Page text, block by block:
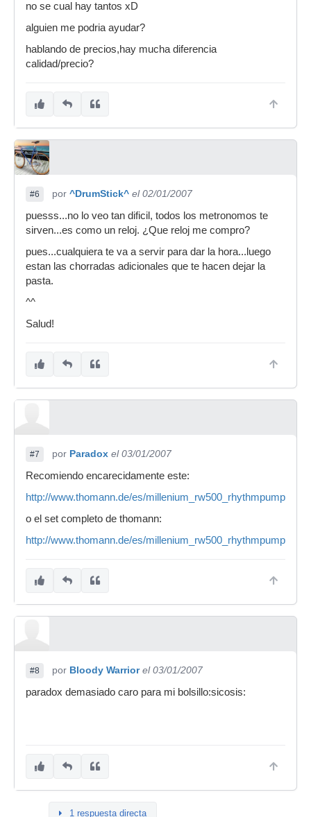
no se cual hay tantos xD
alguien me podria ayudar?
hablando de precios,hay mucha diferencia
calidad/precio?
#6 por ^DrumStick^ el 02/01/2007
puesss...no lo veo tan dificil, todos los metronomos te
sirven...es como un reloj. ¿Que reloj me compro?
pues...cualquiera te va a servir para dar la hora...luego
estan las chorradas adicionales que te hacen dejar la
pasta.
^^
Salud!
#7 por Paradox el 03/01/2007
Recomiendo encarecidamente este:
http://www.thomann.de/es/
o el set completo de thomann:
http://www.thomann.de/es/
#8 por Bloody Warrior el 03/01/2007
paradox demasiado caro para mi bolsillo:sicosis:
1 respuesta directa